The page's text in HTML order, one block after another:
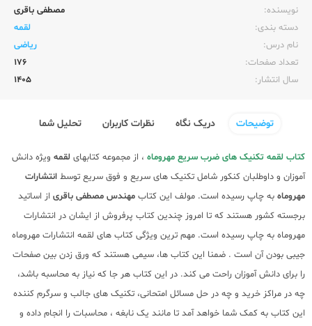
نویسنده:‌
مصطفی باقری
دسته بندی:
لقمه
نام درس:
ریاضی
تعداد صفحات:‌
176
سال انتشار:‌
1405
توضیحات دریک نگاه نظرات کاربران تحلیل شما
کتاب لقمه تکنیک های ضرب سریع مهروماه ، از مجموعه کتابهای لقمه ویژه دانش
آموزان و داوطلبان کنکور شامل تکنیک های سریع و فوق سریع توسط انتشارات
مهروماه به چاپ رسیده است. مولف این کتاب مهندس مصطفی باقری از اساتید
برجسته کشور هستند که تا امروز چندین کتاب پرفروش از ایشان در انتشارات
مهروماه به چاپ رسیده است. مهم ترین ویژگی کتاب های لقمه انتشارات مهروماه
جیبی بودن آن است . ضمنا این کتاب ها، سیمی هستند که ورق زدن بین صفحات
را برای دانش آموزان راحت می کند. در این کتاب هر جا که نیاز به محاسبه باشد،
چه در مراکز خرید و چه در حل مسائل امتحانی، تکنیک های جالب و سرگرم کننده
این کتاب به کمک شما خواهد آمد تا مانند یک نابغه ، محاسبات را انجام داده و